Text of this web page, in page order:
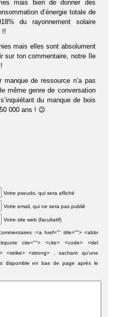
mais bien de donner des
d’énergie totale de
du rayonnement solaire
!!
mais elles sont absolument
sur ton commentaire, notre Ile
manque de ressource n’a pas
même genre de conversation
du manque de bois
000 ans ! 😉
Votre pseudo, qui sera affiché
Votre email, qui ne sera pas publié
Votre site web (facultatif)
:<a href="" title=""> <abbr
cite=""> <cite> <code> <del
<strike> <strong> , sachant qu'une
disponible en bas de page après le